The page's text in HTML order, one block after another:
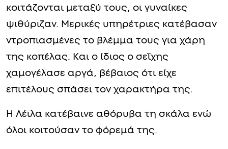
κοιτάζονται μεταξύ τους, οι γυναίκες
ψιθύριζαν. Μερικές υπηρέτριες κατέβασαν
ντροπιασμένες το βλέμμα τους για χάρη
της κοπέλας. Και ο ίδιος ο σεΐχης
χαμογέλασε αργά, βέβαιος ότι είχε
επιτέλους σπάσει τον χαρακτήρα της.
Η Λέιλα κατέβαινε αθόρυβα τη σκάλα ενώ
όλοι κοιτούσαν το φόρεμά της.